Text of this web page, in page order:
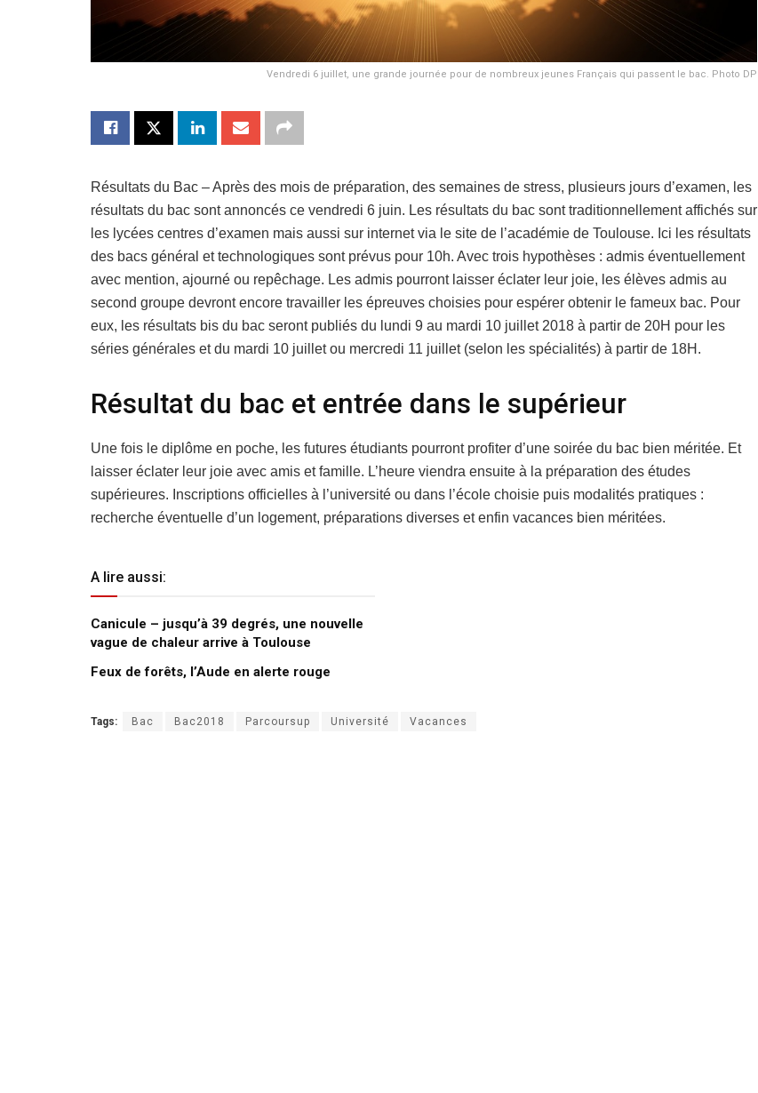
Vendredi 6 juillet, une grande journée pour de nombreux jeunes Français qui passent le bac. Photo DP
Résultats du Bac – Après des mois de préparation, des semaines de stress, plusieurs jours d’examen, les
résultats du bac sont annoncés ce vendredi 6 juin. Les résultats du bac sont traditionnellement affichés sur
les lycées centres d’examen mais aussi sur internet via le site de l’académie de Toulouse. Ici les résultats
des bacs général et technologiques sont prévus pour 10h. Avec trois hypothèses : admis éventuellement
avec mention, ajourné ou repêchage. Les admis pourront laisser éclater leur joie, les élèves admis au
second groupe devront encore travailler les épreuves choisies pour espérer obtenir le fameux bac. Pour
eux, les résultats bis du bac seront publiés du lundi 9 au mardi 10 juillet 2018 à partir de 20H pour les
séries générales et du mardi 10 juillet ou mercredi 11 juillet (selon les spécialités) à partir de 18H.
Résultat du bac et entrée dans le supérieur
Une fois le diplôme en poche, les futures étudiants pourront profiter d’une soirée du bac bien méritée. Et
laisser éclater leur joie avec amis et famille. L’heure viendra ensuite à la préparation des études
supérieures. Inscriptions officielles à l’université ou dans l’école choisie puis modalités pratiques :
recherche éventuelle d’un logement, préparations diverses et enfin vacances bien méritées.
A lire aussi:
Canicule – jusqu’à 39 degrés, une nouvelle
vague de chaleur arrive à Toulouse
Feux de forêts, l’Aude en alerte rouge
Tags: Bac Bac2018 Parcoursup Université Vacances